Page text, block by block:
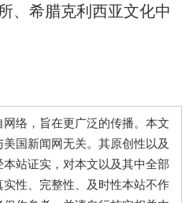
、希腊克利西亚文化中
络，旨在更广泛的传播。本文
国新闻网无关。其原创性以及
站证实，对本文以及其中全部
性、完整性、及时性本站不作